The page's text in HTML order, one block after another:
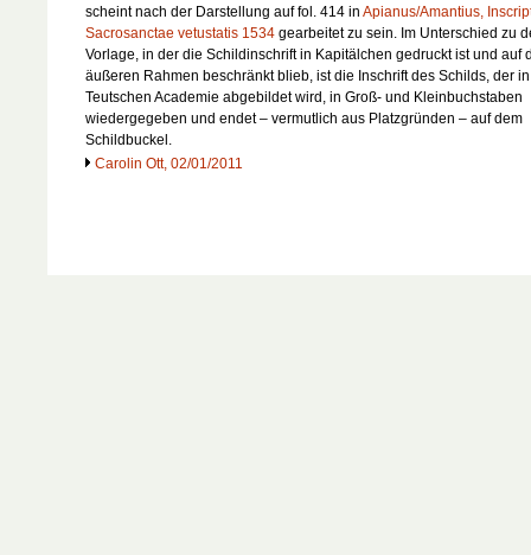
scheint nach der Darstellung auf fol. 414 in Apianus/Amantius,
Sacrosanctae vetustatis 1534 gearbeitet zu sein. Im Unterschied zu
Vorlage, in der die Schildinschrift in Kapitälchen gedruckt ist und auf
äußeren Rahmen beschränkt blieb, ist die Inschrift des Schilds, der
Teutschen Academie abgebildet wird, in Groß- und Kleinbuchstaben
wiedergegeben und endet – vermutlich aus Platzgründen – auf dem
Schildbuckel.
Carolin Ott, 02/01/2011